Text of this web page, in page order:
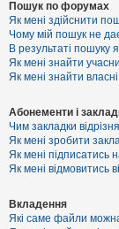
Пошук по форумах
Як мені здійснити
Чому мій пошук не
В результаті пошуку
Як мені знайти
Як мені знайти
Абонементи і
Чим закладки
Як мені зробити
Як мені підписатись
Як мені відмовитись
Вкладення
Які саме файли